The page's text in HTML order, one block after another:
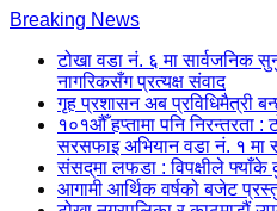
Skip
content
(Press
Enter)
Breaking News
टोखा वडा नं. ६ मा सार्वजनिक
नागरिकसँग प्रत्यक्ष संवाद
गृह प्रशासन अब प्रविधिमैत्री
१०१औँ हप्तामा पनि निरन्तरता :
सरसफाइ अभियान वडा नं. १ मा
संसद्‌मा लफडा : विपक्षीले फ्याँके
आगामी आर्थिक वर्षको बजेट